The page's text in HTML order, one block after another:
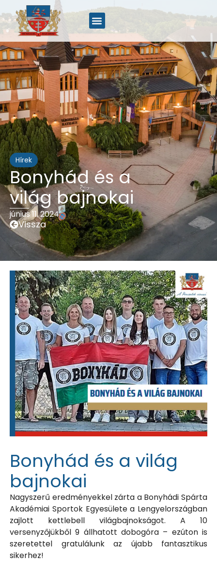
Hírek
Bonyhád és a
világ bajnokai
június 11, 2024
Vissza
Bonyhád és a világ
bajnokai
Nagyszerű eredményekkel zárta a Bonyhádi Spárta
Akadémiai Sportok Egyesülete a Lengyelországban
zajlott kettlebell világbajnokságot. A 10
versenyzőjükből 9 állhatott dobogóra – ezúton is
szeretettel gratulálunk az újabb fantasztikus
sikerhez!